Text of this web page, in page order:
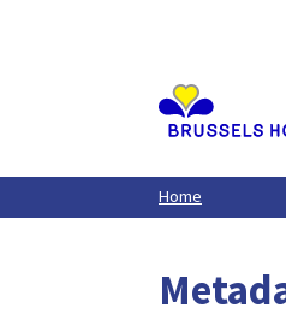
Home